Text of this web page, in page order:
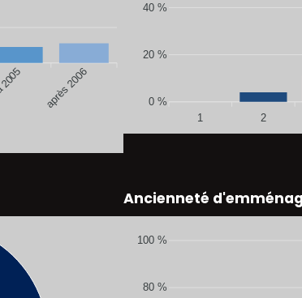
après 2006
40 %
20 %
0 %
1
2
Ancienneté
100 %
80 %